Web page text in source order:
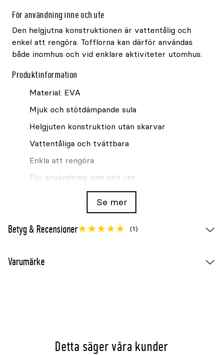
För användning inne och ute
Den helgjutna konstruktionen är vattentålig och
enkel att rengöra. Tofflorna kan därför användas
både inomhus och vid enklare aktiviteter utomhus.
Produktinformation
Material: EVA
Mjuk och stötdämpande sula
Helgjuten konstruktion utan skarvar
Vattentåliga och tvättbara
Enkla att rengöra
För användning inne och ute
Rengör med vatten och mild tvållösning. Låt
lufttorka.
Se mer
Betyg & Recensioner (1)
Varumärke
Detta säger våra kunder